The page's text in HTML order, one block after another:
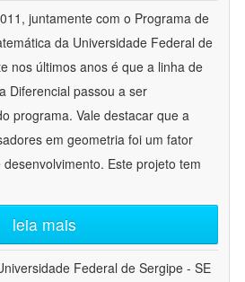
juntamente com o Programa de
da Universidade Federal de
nos últimos anos é que a linha de
Diferencial passou a ser
programa. Vale destacar que a
em geometria foi um fator
Este projeto tem
leia mais
Federal de Sergipe - SE